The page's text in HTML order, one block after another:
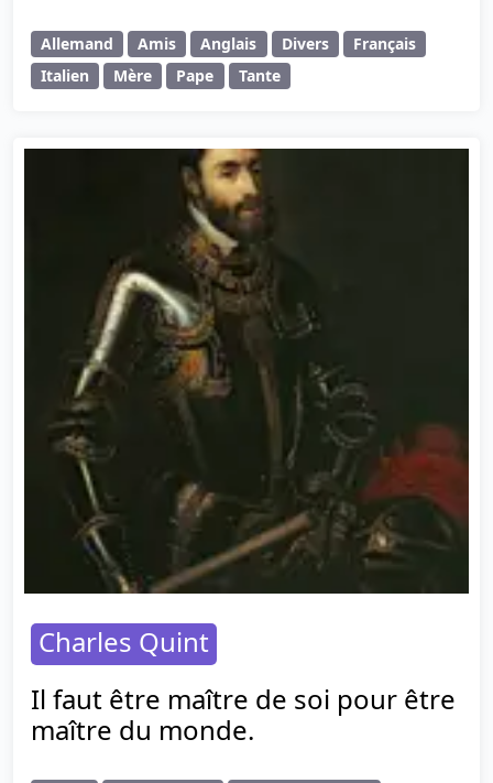
Allemand Amis Anglais Divers
Français
Italien
Mère Pape Tante
Charles Quint
Il faut être maître de soi pour être
maître du monde.